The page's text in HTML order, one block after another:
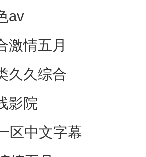
av
激情五月
久久综合
影院
区中文字幕